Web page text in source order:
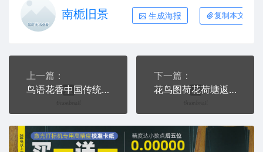
南栀旧景 生成海报 复制本文链接
上一篇：
鸟语花香中国传统刺绣梅花鸟喜庆PLT格式激光打标文件通用矢量图
下一篇：
花鸟图荷花荷塘返巢PLT格式激光打标文件通用矢量图